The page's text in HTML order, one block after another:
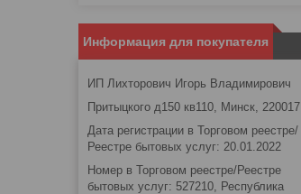
Информация для покупателя
ИП Лихторович Игорь Владимирович
Притыцкого д150 кв110, Минск, 220017
Дата регистрации в Торговом реестре/
Реестре бытовых услуг: 20.01.2022
Номер в Торговом реестре/Реестре
бытовых услуг: 527210, Республика